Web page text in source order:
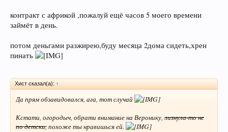
контракт с африкой ,пожалуй ещё часов 5 моего времени
займёт в день.
потом деньгами разжирею,буду месяца 2дома сидеть,хрен
пинать
Хист сказал(а): ↑
Да прям обзавидовался, ага, тот случай
Кстати, огородыч, обрати внимание на Веронику,лизнула-то не
по детски,похоже ты нравишься ей.